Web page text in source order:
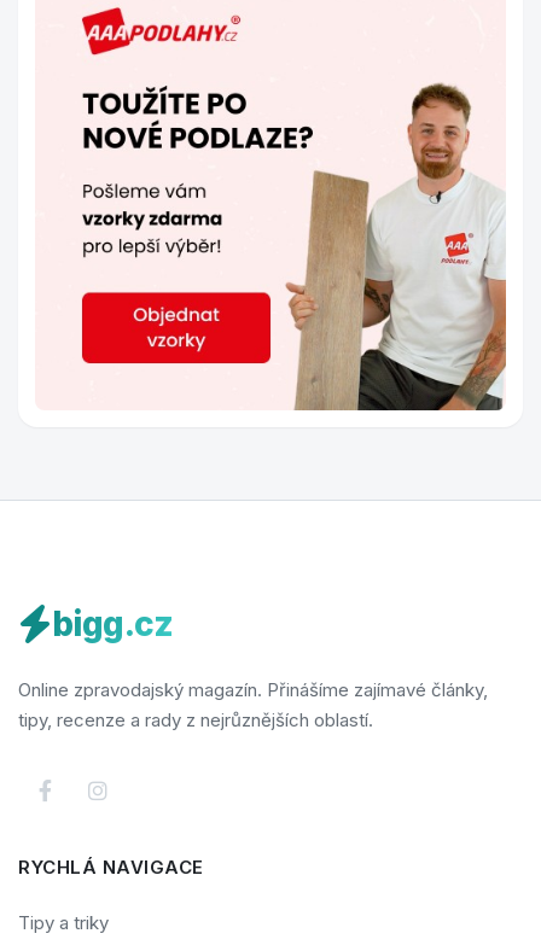
bigg.cz
Online zpravodajský magazín. Přinášíme zajímavé články,
tipy, recenze a rady z nejrůznějších oblastí.
RYCHLÁ NAVIGACE
Tipy a triky